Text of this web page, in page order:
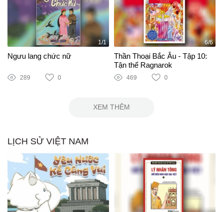
1/1
Ngưu lang chức nữ
289 0
6/6
Thần Thoại Bắc Âu - Tập 10:
Tận thế Ragnarok
469 0
XEM THÊM
LỊCH SỬ VIỆT NAM